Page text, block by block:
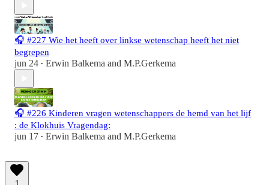
🎧 #227 Wie het heeft over linkse wetenschap heeft het niet
begrepen
jun 24 • Erwin Balkema and M.P.Gerkema
🎧 #226 Kinderen vragen wetenschappers de hemd van het lijf
: de Klokhuis Vragendag:
jun 17 • Erwin Balkema and M.P.Gerkema